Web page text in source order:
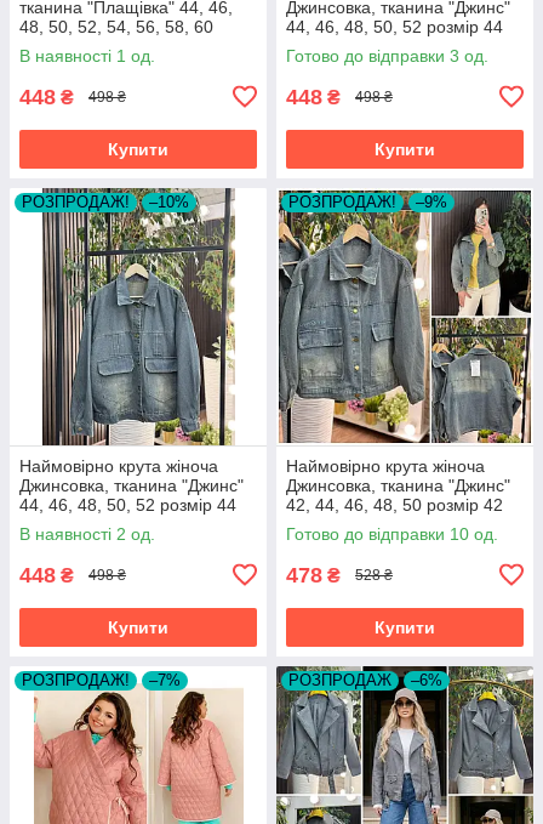
тканина "Плащівка" 44, 46,
48, 50, 52, 54, 56, 58, 60
розмір 44
В наявності 1 од.
448 ₴ 498 ₴
Купити
Джинсовка, тканина "Джинс"
44, 46, 48, 50, 52 розмір 44
Готово до відправки 3 од.
448 ₴ 498 ₴
Купити
РОЗПРОДАЖ! –10%
Наймовірно крута жіноча
Джинсовка, тканина "Джинс"
44, 46, 48, 50, 52 розмір 44
В наявності 2 од.
448 ₴ 498 ₴
Купити
РОЗПРОДАЖ! –9%
Наймовірно крута жіноча
Джинсовка, тканина "Джинс"
42, 44, 46, 48, 50 розмір 42
Готово до відправки 10 од.
478 ₴ 528 ₴
Купити
РОЗПРОДАЖ! –7% РОЗПРОДАЖ –6%